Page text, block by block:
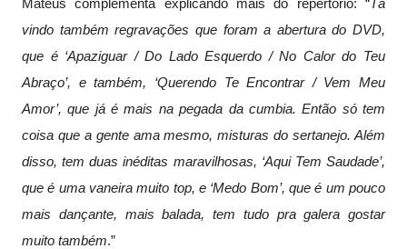
Mateus complementa explicando mais do repertório: “Tá
vindo também regravações que foram a abertura do DVD,
que é ‘Apaziguar / Do Lado Esquerdo / No Calor do Teu
Abraço’, e também, ‘Querendo Te Encontrar / Vem Meu
Amor’, que já é mais na pegada da cumbia. Então só tem
coisa que a gente ama mesmo, misturas do sertanejo. Além
disso, tem duas inéditas maravilhosas, ‘Aqui Tem Saudade’,
que é uma vaneira muito top, e ‘Medo Bom’, que é um pouco
mais dançante, mais balada, tem tudo pra galera gostar
muito também.”